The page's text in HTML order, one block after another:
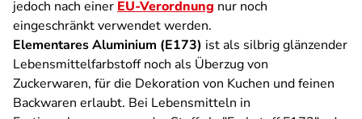
jedoch nach einer EU-Verordnung nur noch
eingeschränkt verwendet werden.
Elementares Aluminium (E173) ist als silbrig glänzender
Lebensmittelfarbstoff noch als Überzug von
Zuckerwaren, für die Dekoration von Kuchen und feinen
Backwaren erlaubt. Bei Lebensmitteln in